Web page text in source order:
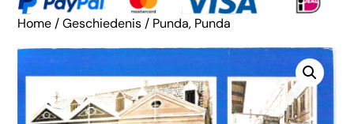
Home/Geschiedenis/ Punda, Punda